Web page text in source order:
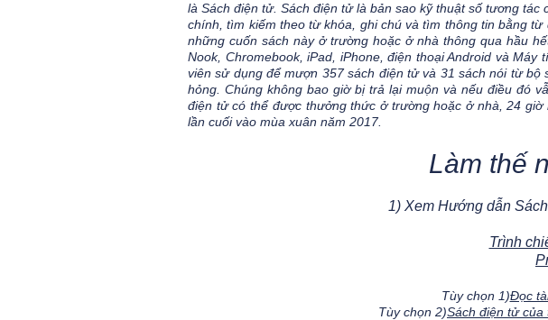
là Sách điện tử. Sách điện tử là bản sao kỹ thuật số tương
chính, tìm kiếm theo từ khóa, ghi chú và tìm thông tin bằng
những cuốn sách này ở trường hoặc ở nhà thông qua hầu
Nook, Chromebook, iPad, iPhone, điện thoại Android và
viên sử dụng để mượn 357 sách điện tử và 31 sách nói từ
hỏng. Chúng không bao giờ bị trả lại muộn và nếu điều đó
điện tử có thể được thưởng thức ở trường hoặc ở nhà, 24
lần cuối vào mùa xuân năm 2017.
Làm thế
1) Xem Hướng dẫn
Trình
Tùy chọn 1)Đọc
Tùy chọn 2)Sách điện tử